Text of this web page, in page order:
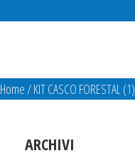
Home/KIT CASCO FORESTAL (1)
ARCHIVI